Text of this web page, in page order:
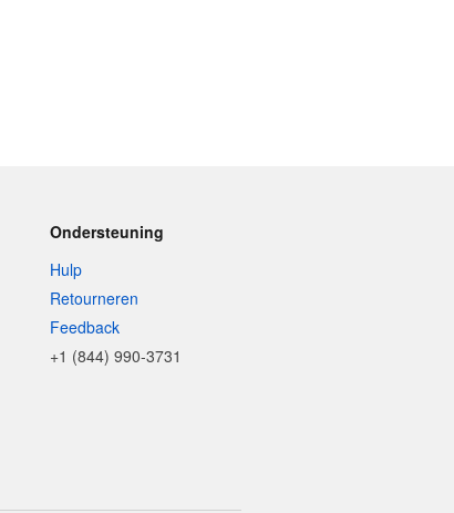
Ondersteuning
Hulp
Retourneren
Feedback
+1 (844) 990-3731